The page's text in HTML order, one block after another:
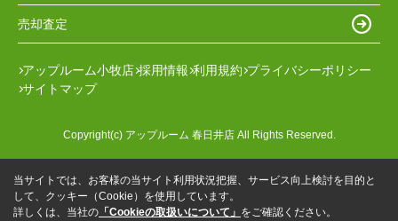
売却査定
アップルーム小牧店 採用情報 利用規約 プライバシーポリシー
サイトマップ
Copyright(c) アップルーム 春日井店 All Rights Reserved.
当サイトでは、お客様の当サイト利用状況把握、サービス向上検討を目的と
して、クッキー（Cookie）を使用しています。
詳しくは、当社の 「Cookieの取扱いについて」 をご確認ください。